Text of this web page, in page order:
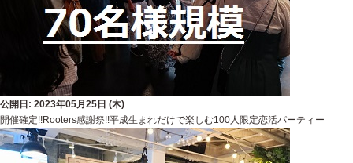
公開日: 2023年05月25日 (木)
開催確定!!Rooters感謝祭!!平成生まれだけで楽しむ100人限定恋活パーティー